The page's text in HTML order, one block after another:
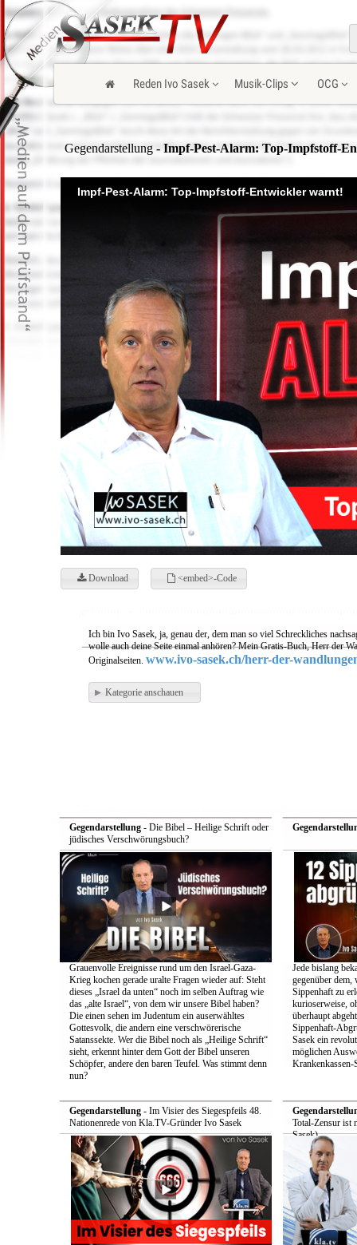
Reden Ivo Sasek Musik-Clips OCG
Gegendarstellung - Impf-Pest-Alarm: Top-Impfstoff-
Impf-Pest-Alarm: Top-Impfstoff-Entwickler warnt!
Download <embed>-Code
Ich bin Ivo Sasek, ja, genau der, dem man so viel Schreckliches
wolle auch deine Seite einmal anhören? Mein Gratis-Buch, Herr der
Originalseiten. www.ivo-sasek.ch/herr-der-
Kategorie anschauen
Gegendarstellung- Die Bibel – Heilige Schrift oder
jüdisches Verschwörungsbuch?
Grauenvolle Ereignisse rund um den Israel-Gaza-
Krieg kochen gerade uralte Fragen wieder auf: Steht
dieses „Israel da unten“ noch im selben Auftrag wie
das „alte Israel“, von dem wir unsere Bibel haben?
Die einen sehen im Judentum ein auserwähltes
Gottesvolk, die andern eine verschwörerische
Satanssekte. Wer die Bibel noch als „Heilige Schrift“
sieht, erkennt hinter dem Gott der Bibel unseren
Schöpfer, andere den baren Teufel. Was stimmt denn
nun?
Jede bislang
gegenüber dem,
Sippenhaft zu
kurioserweise,
überhaupt
Sippenhaft-
Sasek ein
möglichen
Krankenkassen-
Gegendarstellung- Im Visier des Siegespfeils 48.
Nationenrede von Kla.TV-Gründer Ivo Sasek
Total-Zensur ist
Sasek)